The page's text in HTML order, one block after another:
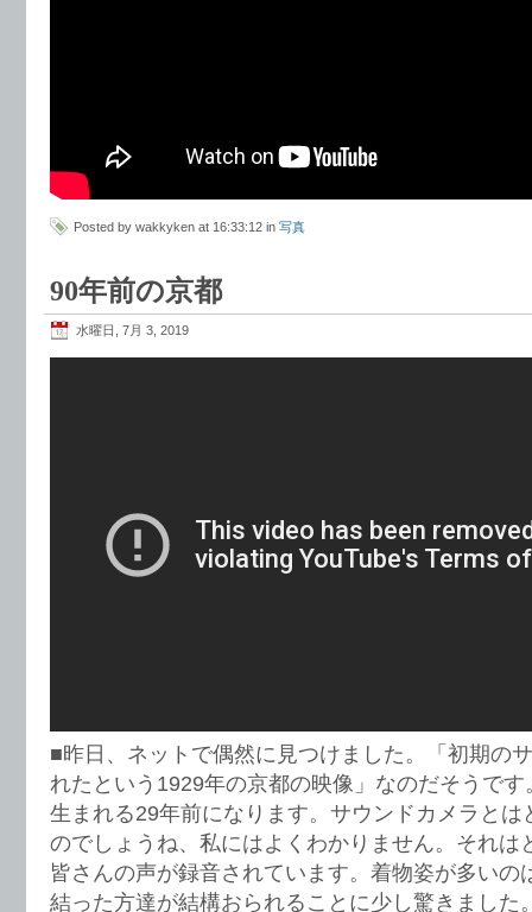
Posted by wakkyken at 16:33:12 in 写真
90年前の京都
水曜日, 7月 3, 2019
■昨日、ネットで偶然に見つけました。「初期の
れたという1929年の京都の映像」なのだそうで
生まれる29年前になります。サウンドカメラとは
のでしょうね、私にはよくわかりません。それは
皆さんの声が録音されています。着物姿が多いの
結った方達が結構おられることに少し驚きました